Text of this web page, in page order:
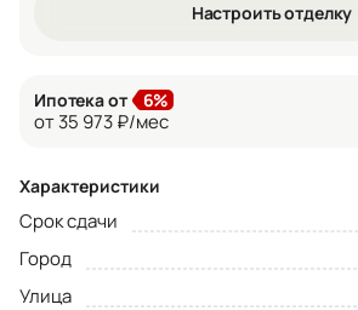
Настроить отделку
Ипотека от 6%
от 35 973 ₽/мес
Характеристики
Срок сдачи
Город
Улица